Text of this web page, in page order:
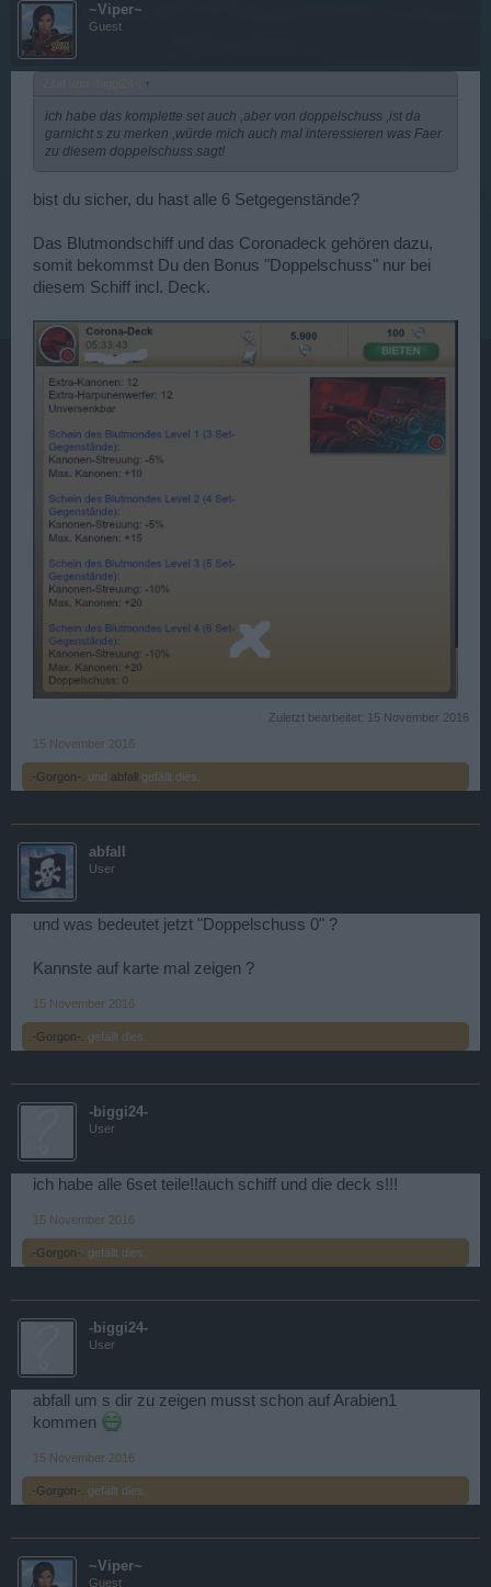
~Viper~
Guest
↑
ich habe das komplette set auch ,aber von doppelschuss ,ist da
garnicht s zu merken ,würde mich auch mal interessieren was Faer
zu diesem doppelschuss sagt!
bist du sicher, du hast alle 6 Setgegenstände?
Das Blutmondschiff und das Coronadeck gehören dazu,
somit bekommst Du den Bonus "Doppelschuss" nur bei
diesem Schiff incl. Deck.
Zuletzt bearbeitet: 15 November 2016
15 November 2016
.-Gorgon-. und abfall gefällt dies.
abfall
User
und was bedeutet jetzt "Doppelschuss 0" ?
Kannste auf karte mal zeigen ?
15 November 2016
.-Gorgon-. gefällt dies.
-biggi24-
User
ich habe alle 6set teile!!auch schiff und die deck s!!!
15 November 2016
.-Gorgon-. gefällt dies.
-biggi24-
User
abfall um s dir zu zeigen musst schon auf Arabien1
kommen
15 November 2016
.-Gorgon-. gefällt dies.
~Viper~
Guest